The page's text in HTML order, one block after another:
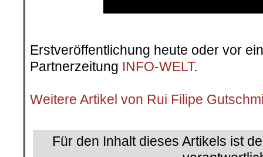
Erstveröffentlichung heute oder vor
Partnerzeitung INFO-WELT.
Weitere Artikel von Rui Filipe
Für den Inhalt dieses Artikels ist